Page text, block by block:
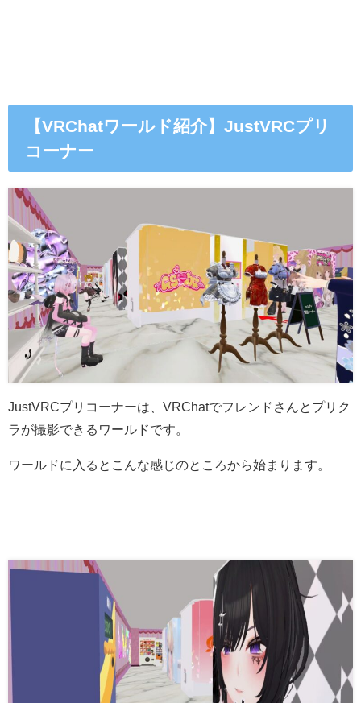
【VRChatワールド紹介】JustVRCプリ
コーナー
JustVRCプリコーナーは、VRChatでフレンドさんとプリク
ラが撮影できるワールドです。
ワールドに入るとこんな感じのところから始まります。